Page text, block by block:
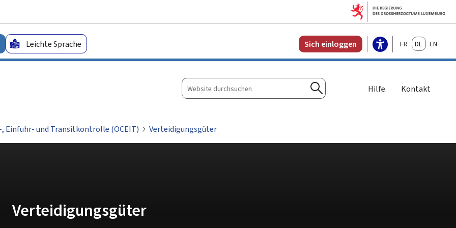
Leichte Sprache Sich einloggen FrançaisDeutschEnglish
Website
durchsuchen
Suchen
Hilfe Kontakt
Einfuhr- und Transitkontrolle (OCEIT) Verteidigungsgüter
Verteidigungsgüter